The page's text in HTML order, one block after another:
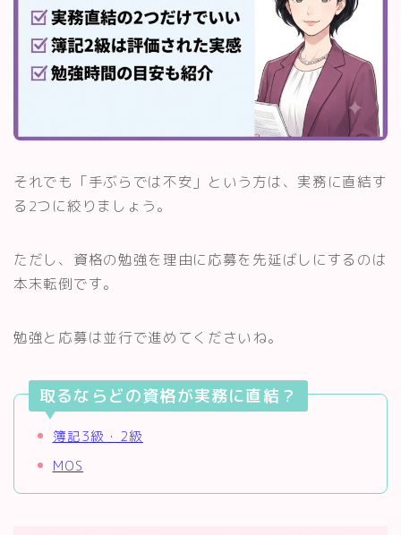
それでも「手ぶらでは不安」という方は、実務に直結す
る2つに絞りましょう。
ただし、資格の勉強を理由に応募を先延ばしにするのは
本末転倒です。
勉強と応募は並行で進めてくださいね。
取るならどの資格が実務に直結？
簿記3級・2級
MOS